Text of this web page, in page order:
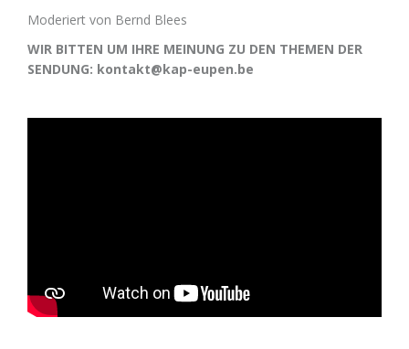
Moderiert von Bernd Blees
WIR BITTEN UM IHRE MEINUNG ZU DEN THEMEN DER
SENDUNG: kontakt@kap-eupen.be